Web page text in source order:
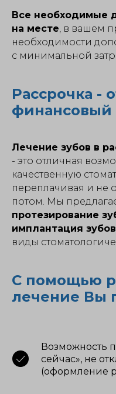
Все необходимые
на месте, в вашем
необходимости
с минимальной
Рассрочка -
финансовый
Лечение зубов в
- это отличная
качественную
переплачивая и не
потом. Мы
протезирование
имплантация
виды
С помощью
лечение Вы
Возможность
сейчас», не
(оформление